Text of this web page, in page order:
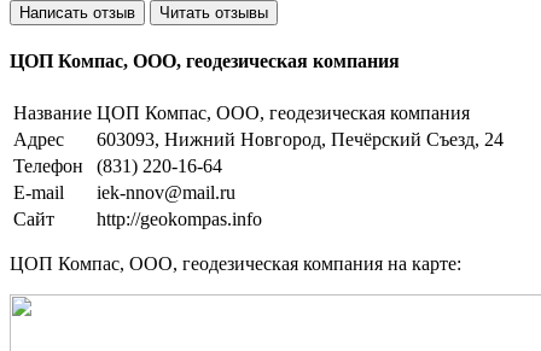
Написать отзыв Читать отзывы
ЦОП Компас, ООО, геодезическая компания
Название ЦОП Компас, ООО, геодезическая компания
Адрес
603093, Нижний Новгород, Печёрский Съезд, 24
Телефон
(831) 220-16-64
E-mail
iek-nnov@mail.ru
Сайт
http://geokompas.info
ЦОП Компас, ООО, геодезическая компания на карте: